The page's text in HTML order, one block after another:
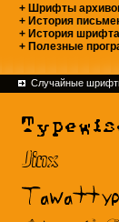
+ Шрифты
+ История
+ История шрифта
+ Полезные
Случайные